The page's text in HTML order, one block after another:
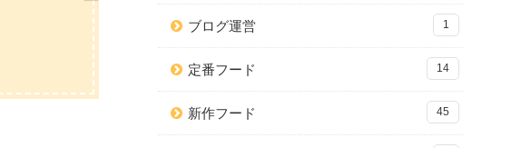
ブログ運営 1
定番フード 14
新作フード 45